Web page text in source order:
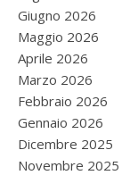
Giugno 2026
Maggio 2026
Aprile 2026
Marzo 2026
Febbraio 2026
Gennaio 2026
Dicembre 2025
Novembre 2025